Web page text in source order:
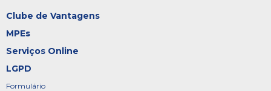
Clube de Vantagens
MPEs
Serviços Online
LGPD
Formulário